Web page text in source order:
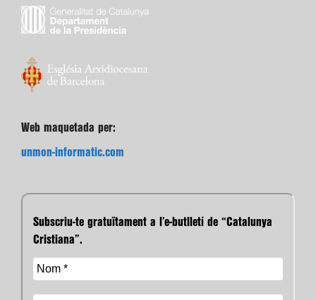
Web maquetada per:
unmon-informatic.com
Subscriu-te gratuïtament a l’e-butlletí de “Catalunya
Cristiana”.